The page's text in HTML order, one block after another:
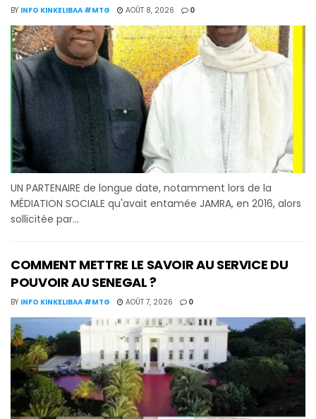
BY INFO KINKELIBAA #MTG AOÛT 8, 2026 0
UN PARTENAIRE de longue date, notamment lors de la
MÉDIATION SOCIALE qu'avait entamée JAMRA, en 2016, alors
sollicitée par...
COMMENT METTRE LE SAVOIR AU SERVICE DU
POUVOIR AU SENEGAL ?
BY INFO KINKELIBAA #MTG AOÛT 7, 2026 0